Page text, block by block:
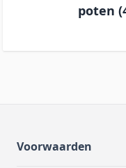
poten
Voorwaarden